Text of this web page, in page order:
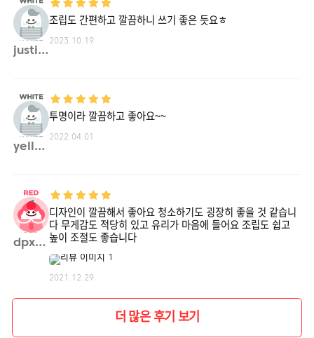
justi**
조립도 간편하고 깔끔하니 쓰기 좋은 듯요ㅎ
2023.10.19
yello**
투명이라 깔끔하고 좋아요~~
2022.04.01
dpxhr**
디자인이 깔끔해서 좋아요 청소하기도 굉장히 좋을 것 같습니
다 무게감도 적당히 있고 유리가 마음에 들어요 조립도 쉽고
높이 조절도 좋습니다
2021.12.29
더 많은 후기 보기